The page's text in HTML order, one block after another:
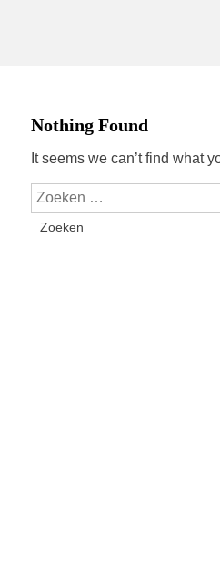
Nothing Found
It seems we can’t find what